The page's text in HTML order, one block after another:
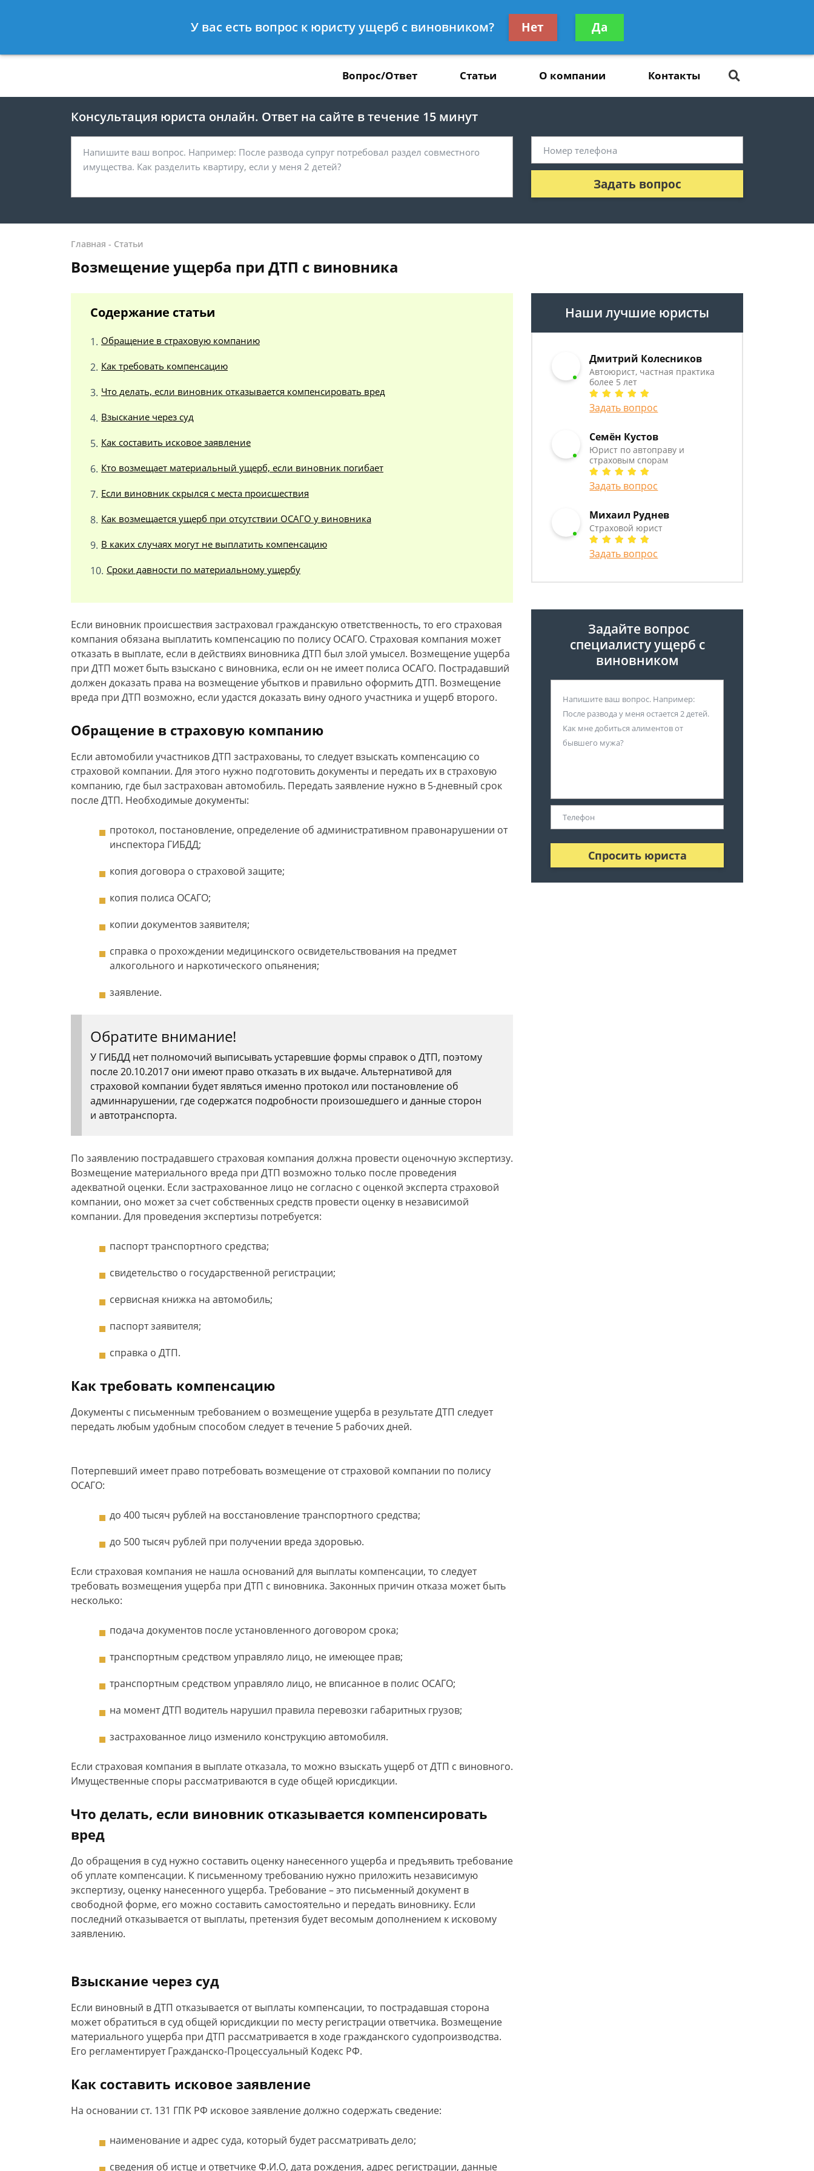
8 812 467-39-37
Получите консультацию
бесплатно
Вопрос/Ответ Статьи О компании Контакты
Консультация юриста онлайн. Ответ на сайте в течение 15 минут
Задать вопрос
Главная - Статьи
Возмещение ущерба при ДТП с виновника
Содержание статьи
Обращение в страховую компанию
Как требовать компенсацию
Что делать, если виновник отказывается компенсировать вред
Взыскание через суд
Как составить исковое заявление
Кто возмещает материальный ущерб, если виновник погибает
Если виновник скрылся с места происшествия
Как возмещается ущерб при отсутствии ОСАГО у виновника
В каких случаях могут не выплатить компенсацию
Сроки давности по материальному ущербу
Если виновник происшествия застраховал гражданскую ответственность, то его страховая
компания обязана выплатить компенсацию по полису ОСАГО. Страховая компания может
отказать в выплате, если в действиях виновника ДТП был злой умысел. Возмещение ущерба
при ДТП может быть взыскано с виновника, если он не имеет полиса ОСАГО. Пострадавший
должен доказать права на возмещение убытков и правильно оформить ДТП. Возмещение
вреда при ДТП возможно, если удастся доказать вину одного участника и ущерб второго.
Обращение в страховую компанию
Если автомобили участников ДТП застрахованы, то следует взыскать компенсацию со
страховой компании. Для этого нужно подготовить документы и передать их в страховую
компанию, где был застрахован автомобиль. Передать заявление нужно в 5-дневный срок
после ДТП. Необходимые документы:
протокол, постановление, определение об административном правонарушении от
инспектора ГИБДД;
копия договора о страховой защите;
копия полиса ОСАГО;
копии документов заявителя;
справка о прохождении медицинского освидетельствования на предмет
алкогольного и наркотического опьянения;
заявление.
Обратите внимание!
У ГИБДД нет полномочий выписывать устаревшие формы справок о ДТП, поэтому
после 20.10.2017 они имеют право отказать в их выдаче. Альтернативой для
страховой компании будет являться именно протокол или постановление об
админнарушении, где содержатся подробности произошедшего и данные сторон
и автотранспорта.
По заявлению пострадавшего страховая компания должна провести оценочную экспертизу.
Возмещение материального вреда при ДТП возможно только после проведения
адекватной оценки. Если застрахованное лицо не согласно с оценкой эксперта страховой
компании, оно может за счет собственных средств провести оценку в независимой
компании. Для проведения экспертизы потребуется:
паспорт транспортного средства;
свидетельство о государственной регистрации;
сервисная книжка на автомобиль;
паспорт заявителя;
справка о ДТП.
Как требовать компенсацию
Документы с письменным требованием о возмещение ущерба в результате ДТП следует
передать любым удобным способом следует в течение 5 рабочих дней.
Потерпевший имеет право потребовать возмещение от страховой компании по полису
ОСАГО:
до 400 тысяч рублей на восстановление транспортного средства;
до 500 тысяч рублей при получении вреда здоровью.
Если страховая компания не нашла оснований для выплаты компенсации, то следует
требовать возмещения ущерба при ДТП с виновника. Законных причин отказа может быть
несколько:
подача документов после установленного договором срока;
транспортным средством управляло лицо, не имеющее прав;
транспортным средством управляло лицо, не вписанное в полис ОСАГО;
на момент ДТП водитель нарушил правила перевозки габаритных грузов;
застрахованное лицо изменило конструкцию автомобиля.
Если страховая компания в выплате отказала, то можно взыскать ущерб от ДТП с виновного.
Имущественные споры рассматриваются в суде общей юрисдикции.
Что делать, если виновник отказывается компенсировать
вред
До обращения в суд нужно составить оценку нанесенного ущерба и предъявить требование
об уплате компенсации. К письменному требованию нужно приложить независимую
экспертизу, оценку нанесенного ущерба. Требование – это письменный документ в
свободной форме, его можно составить самостоятельно и передать виновнику. Если
последний отказывается от выплаты, претензия будет весомым дополнением к исковому
заявлению.
Взыскание через суд
Если виновный в ДТП отказывается от выплаты компенсации, то пострадавшая сторона
может обратиться в суд общей юрисдикции по месту регистрации ответчика. Возмещение
материального ущерба при ДТП рассматривается в ходе гражданского судопроизводства.
Его регламентирует Гражданско-Процессуальный Кодекс РФ.
Как составить исковое заявление
На основании ст. 131 ГПК РФ исковое заявление должно содержать сведение:
наименование и адрес суда, который будет рассматривать дело;
сведения об истце и ответчике Ф.И.О, дата рождения, адрес регистрации, данные
Наши лучшие юристы
Дмитрий Колесников
Автоюрист, частная практика
более 5 лет
Задать вопрос
Семён Кустов
Юрист по автоправу и
страховым спорам
Задать вопрос
Михаил Руднев
Страховой юрист
Задать вопрос
Задайте вопрос
специалистуущерб с
виновником
Спросить юриста
У вас есть вопрос к юристу ущерб с виновником? Нет Да